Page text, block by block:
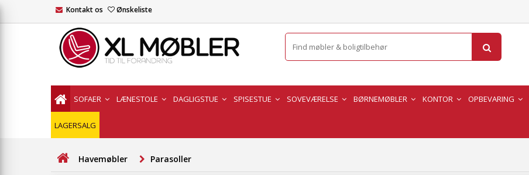
Kontakt os Ønskeliste
SOFAER LÆNESTOLE DAGLIGSTUE SPISESTUE SOVEVÆRELSE BØRNEMØBLER KONTOR OPBEVARING
LAGERSALG
Havemøbler Parasoller